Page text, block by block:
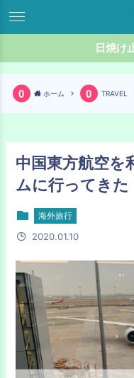
日焼け
ホーム TRAVEL
中国東方航空を
ムに行ってきた
海外旅行
2020.01.10